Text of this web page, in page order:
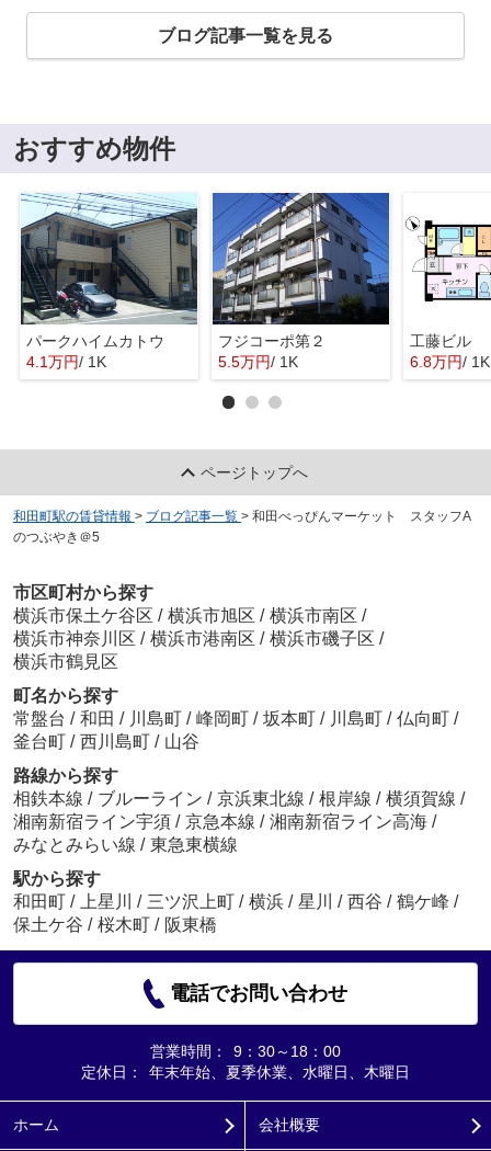
ブログ記事一覧を見る
おすすめ物件
パークハイムカトウ
4.1万円/ 1K
フジコーポ第２
5.5万円/ 1K
工藤ビル
6.8万円/ 1K
ページトップへ
和田町駅の賃貸情報 > ブログ記事一覧 > 和田べっぴんマーケット スタッフA
のつぶやき＠5
市区町村から探す
横浜市保土ケ谷区 / 横浜市旭区 / 横浜市南区 /
横浜市神奈川区 / 横浜市港南区 / 横浜市磯子区 /
横浜市鶴見区
町名から探す
常盤台 / 和田 / 川島町 / 峰岡町 / 坂本町 / 川島町 / 仏向町 /
釜台町 / 西川島町 / 山谷
路線から探す
相鉄本線 / ブルーライン / 京浜東北線 / 根岸線 / 横須賀線 /
湘南新宿ライン宇須 / 京急本線 / 湘南新宿ライン高海 /
みなとみらい線 / 東急東横線
駅から探す
和田町 / 上星川 / 三ツ沢上町 / 横浜 / 星川 / 西谷 / 鶴ケ峰 /
保土ケ谷 / 桜木町 / 阪東橋
電話でお問い合わせ
営業時間：
9：30～18：00
定休日：
年末年始、夏季休業、水曜日、木曜日
ホーム 会社概要